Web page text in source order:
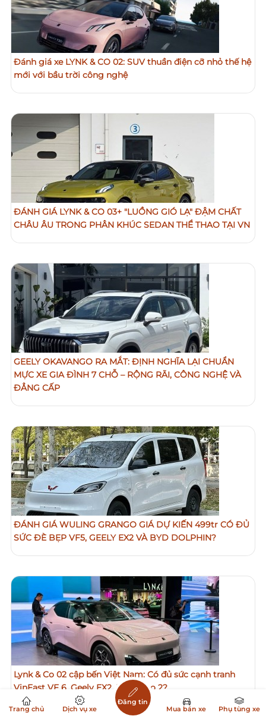
Đánh giá xe LYNK & CO 02: SUV thuần điện cỡ nhỏ thế hệ
mới với bầu trời công nghệ
ĐÁNH GIÁ LYNK & CO 03+ "LUỒNG GIÓ LẠ" ĐẬM CHẤT
CHÂU ÂU TRONG PHÂN KHÚC SEDAN THỂ THAO TẠI VN
GEELY OKAVANGO RA MẮT: ĐỊNH NGHĨA LẠI CHUẨN
MỰC XE GIA ĐÌNH 7 CHỖ – RỘNG RÃI, CÔNG NGHỆ VÀ
ĐẲNG CẤP
ĐÁNH GIÁ WULING GRANGO GIÁ DỰ KIẾN 499tr CÓ ĐỦ
SỨC ĐÈ BẸP VF5, GEELY EX2 VÀ BYD DOLPHIN?
Lynk & Co 02 cập bến Việt Nam: Có đủ sức cạnh tranh
VinFast VF 6, Geely EX2, BYD Atto 2?
Trang chủ Dịch vụ xe
Đăng tin
Mua bán xe
Phụ tùng xe